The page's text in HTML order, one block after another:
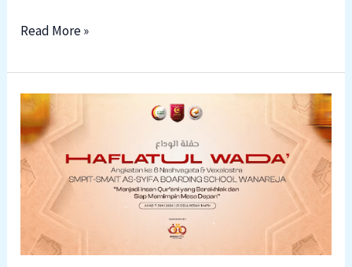
Read More »
Haflatul
Wada’
2026:
Remarkable
&
Memorable
Graduation
Celebration,